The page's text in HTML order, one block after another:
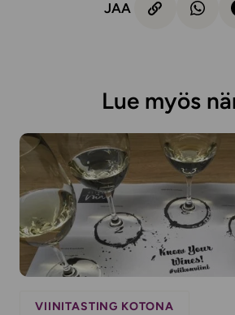
JAA
Lue myös
VIINITASTING KOTONA